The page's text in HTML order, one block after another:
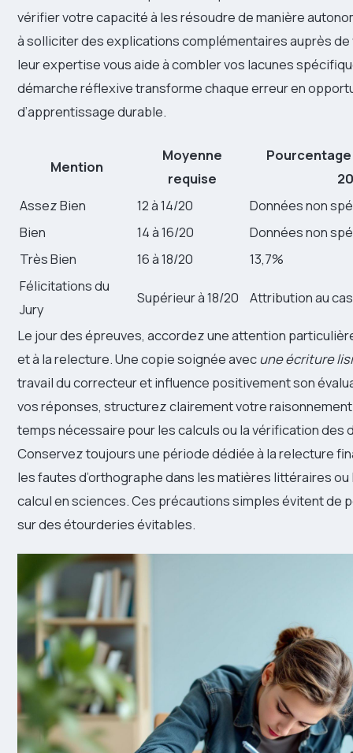
vérifier votre capacité à les résoudre de manière
à solliciter des explications complémentaires auprès
leur expertise vous aide à combler vos lacunes
démarche réflexive transforme chaque erreur en
d’apprentissage durable.
Mention
Moyenne
requise
Assez Bien
12 à 14/20
Données non
Bien
14 à 16/20
Données non
Très Bien
16 à 18/20
13,7%
Félicitations du
Jury
Supérieur à 18/20 Attribution au
Le jour des épreuves, accordez une attention
et à la relecture. Une copie soignée avecune écriture
travail du correcteur et influence positivement son
vos réponses, structurez clairement votre
temps nécessaire pour les calculs ou la vérification des
Conservez toujours une période dédiée à la relecture
les fautes d’orthographe dans les matières littéraires
calcul en sciences. Ces précautions simples évitent de
sur des étourderies évitables.